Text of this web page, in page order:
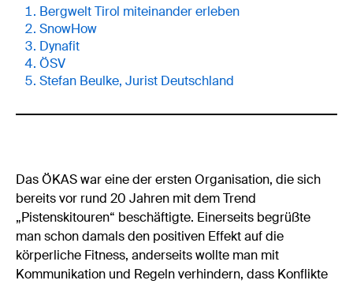
Bergwelt Tirol miteinander erleben
SnowHow
Dynafit
ÖSV
Stefan Beulke, Jurist Deutschland
Das ÖKAS war eine der ersten Organisation, die sich
bereits vor rund 20 Jahren mit dem Trend
„Pistenskitouren“ beschäftigte. Einerseits begrüßte
man schon damals den positiven Effekt auf die
körperliche Fitness, anderseits wollte man mit
Kommunikation und Regeln verhindern, dass Konflikte